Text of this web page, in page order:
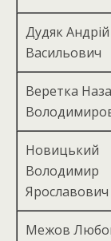
Дудяк Андрій
Васильович
Веретка
Новицький
Володимир
Ярославович
Межов